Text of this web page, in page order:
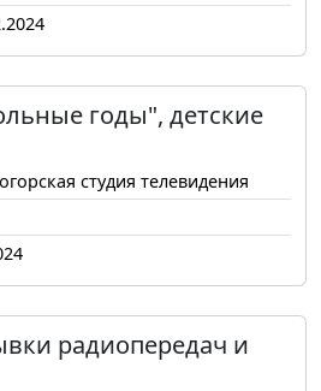
годы", детские
студия телевидения
радиопередач и